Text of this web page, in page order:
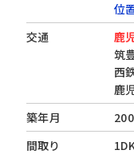
位
交通
鹿
筑
西
鹿
築年月
間取り